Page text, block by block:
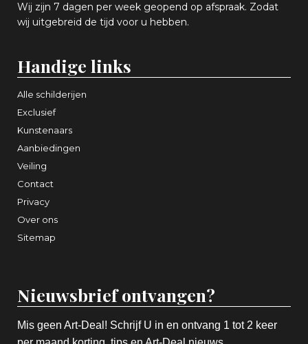
Wij zijn 7 dagen per week geopend op afspraak. Zodat
wij uitgebreid de tijd voor u hebben.
Handige links
Alle schilderijen
Exclusief
Kunstenaars
Aanbiedingen
Veiling
Contact
Privacy
Over ons
Sitemap
Nieuwsbrief ontvangen?
Mis geen Art-Deal! Schrijf U in en ontvang 1 tot 2 keer